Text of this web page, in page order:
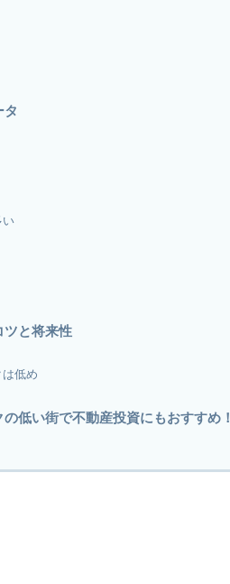
い
ツと将来性
低め
低い街で不動産投資にもおすすめ！